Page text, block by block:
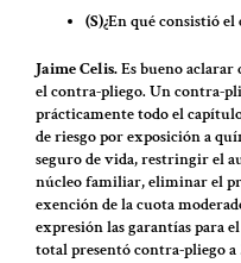
(S)¿En qué consistió
Jaime Celis.Es bueno
el contra-pliego. Un contra-
prácticamente todo el
de riesgo por exposición a
seguro de vida, restringir el
núcleo familiar, eliminar el
exención de la cuota
expresión las garantías para
total presentó contra-pliego